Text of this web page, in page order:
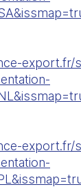
export.fr/
export.fr/